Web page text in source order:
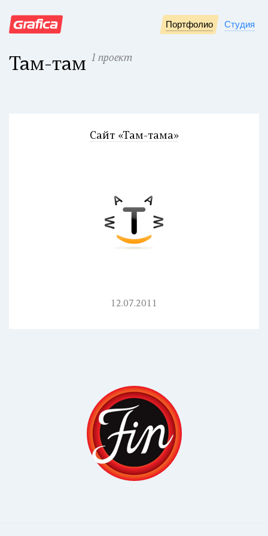
Портфолио Студия
Там-там 1 проект
Сайт «Там-тама»
12.07.2011